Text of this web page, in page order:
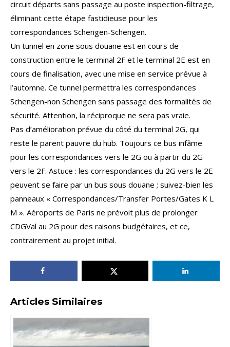
circuit départs sans passage au poste inspection-filtrage,
éliminant cette étape fastidieuse pour les
correspondances Schengen-Schengen.
Un tunnel en zone sous douane est en cours de
construction entre le terminal 2F et le terminal 2E est en
cours de finalisation, avec une mise en service prévue à
l’automne. Ce tunnel permettra les correspondances
Schengen-non Schengen sans passage des formalités de
sécurité. Attention, la réciproque ne sera pas vraie.
Pas d’amélioration prévue du côté du terminal 2G, qui
reste le parent pauvre du hub. Toujours ce bus infâme
pour les correspondances vers le 2G ou à partir du 2G
vers le 2F. Astuce : les correspondances du 2G vers le 2E
peuvent se faire par un bus sous douane ; suivez-bien les
panneaux « Correspondances/Transfer Portes/Gates K L
M ». Aéroports de Paris ne prévoit plus de prolonger
CDGVal au 2G pour des raisons budgétaires, et ce,
contrairement au projet initial.
Articles Similaires